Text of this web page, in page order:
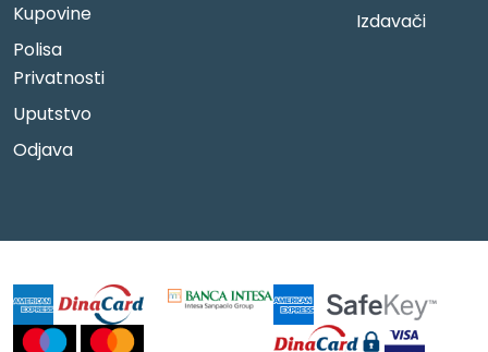
Kupovine
Polisa
Privatnosti
Uputstvo
Odjava
Izdavači